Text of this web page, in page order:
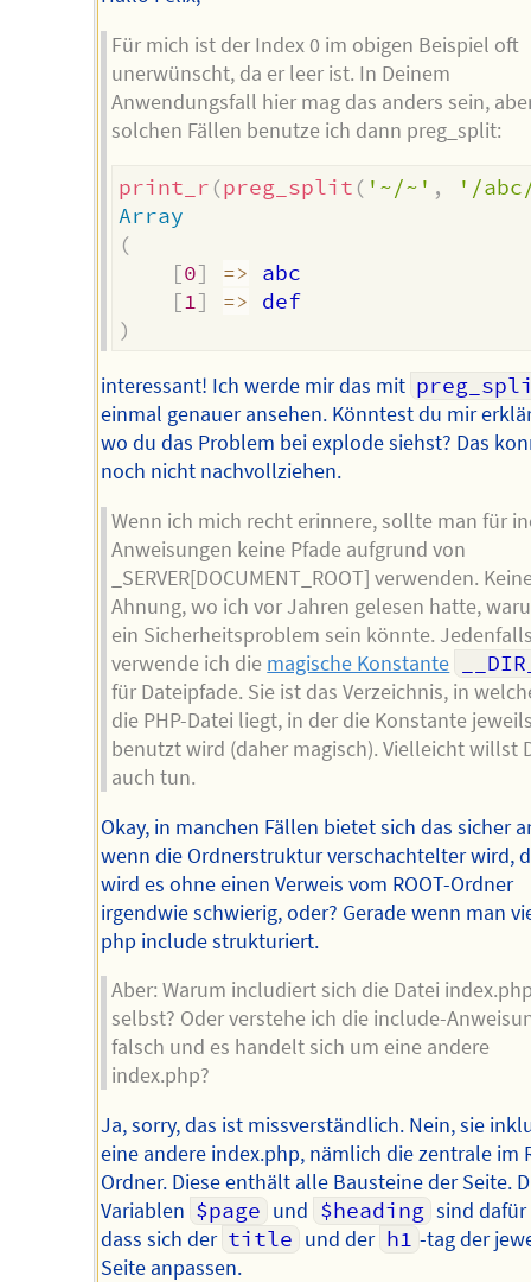
Für mich ist der Index 0 im obigen Beispiel oft
unerwünscht, da er leer ist. In Deinem
Anwendungsfall hier mag das anders sein,
solchen Fällen benutze ich dann preg_split:
print_r (preg_split ( '~/~' ,
'/
Array
(
[0] => abc
[1] =>
def
)
interessant! Ich werde mir das mit
einmal genauer ansehen. Könntest du mir
wo du das Problem bei explode siehst? Das
noch nicht nachvollziehen.
Wenn ich mich recht erinnere, sollte man für
Anweisungen keine Pfade aufgrund von
_SERVER[DOCUMENT_ROOT] verwenden.
Ahnung, wo ich vor Jahren gelesen hatte,
ein Sicherheitsproblem sein könnte.
verwende ich die magische Konstante
für Dateipfade. Sie ist das Verzeichnis, in
die PHP-Datei liegt, in der die Konstante
benutzt wird (daher magisch). Vielleicht willst
auch tun.
Okay, in manchen Fällen bietet sich das sicher
wenn die Ordnerstruktur verschachtelter wird,
wird es ohne einen Verweis vom ROOT-Ordner
irgendwie schwierig, oder? Gerade wenn man
php include strukturiert.
Aber: Warum includiert sich die Datei
selbst? Oder verstehe ich die include-
falsch und es handelt sich um eine andere
index.php?
Ja, sorry, das ist missverständlich. Nein, sie
eine andere index.php, nämlich die zentrale im
Ordner. Diese enthält alle Bausteine der Seite.
Variablen $page und $heading sind dafür
dass sich der title und der h1 -tag der
Seite anpassen.